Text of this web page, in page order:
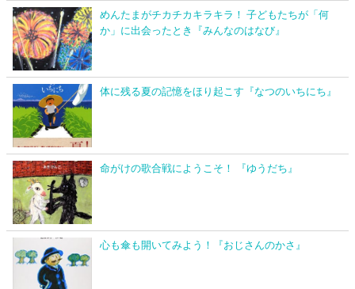
めんたまがチカチカキラキラ！ 子どもたちが「何
か」に出会ったとき『みんなのはなび』
体に残る夏の記憶をほり起こす『なつのいちにち』
命がけの歌合戦にようこそ！ 『ゆうだち』
心も傘も開いてみよう！『おじさんのかさ』